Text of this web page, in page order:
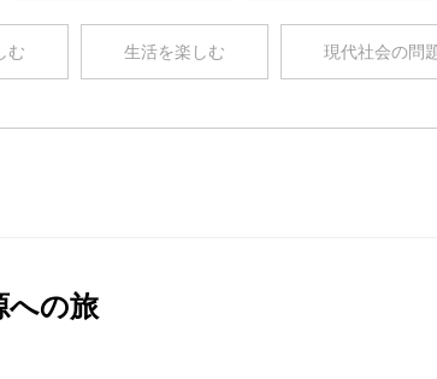
む 生活を楽しむ 現代社会の問
への旅